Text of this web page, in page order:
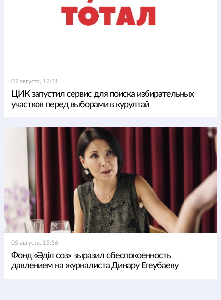
07 августа, 12:31
ЦИК запустил сервис для поиска избирательных
участков перед выборами в курултай
05 августа, 15:56
Фонд «Әділ сөз» выразил обеспокоенность
давлением на журналиста Динару Егеубаеву